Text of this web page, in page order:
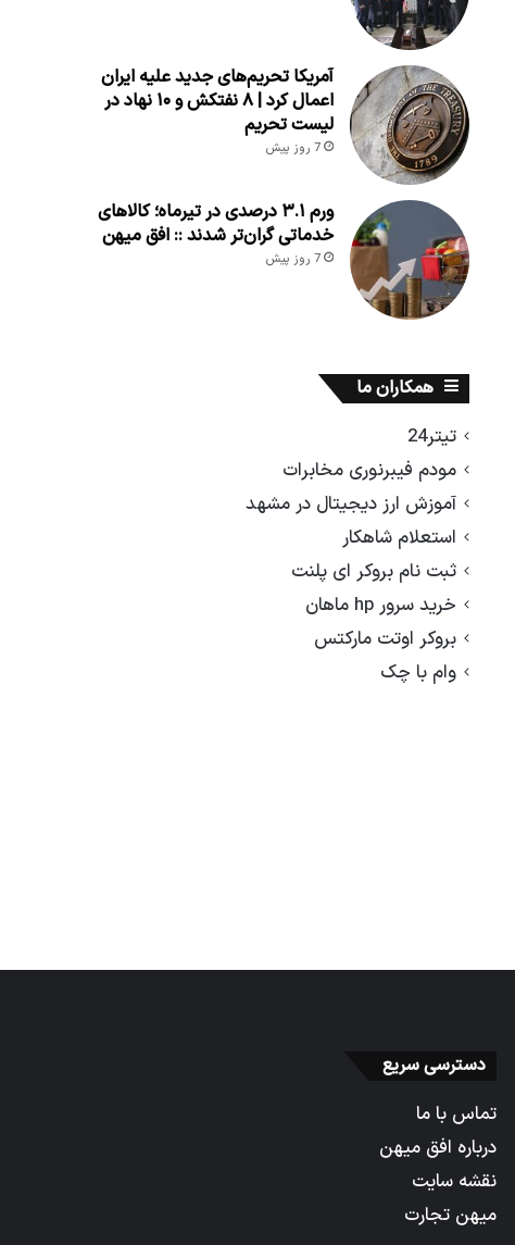
آمریکا تحریم‌های جدید علیه ایران
اعمال کرد | ۸ نفتکش و ۱۰ نهاد در
لیست تحریم
7 روز پیش
ورم ۳.۱ درصدی در تیرماه؛ کالاهای
خدماتی گران‌تر شدند :: افق میهن
7 روز پیش
همکاران ما
تیتر24
مودم فیبرنوری مخابرات
آموزش ارز دیجیتال در مشهد
استعلام شاهکار
ثبت نام بروکر ای پلنت
خرید سرور hp ماهان
بروکر اوتت مارکتس
وام با چک
دسترسی سریع
تماس با ما
درباره افق میهن
نقشه سایت
میهن تجارت